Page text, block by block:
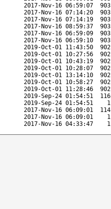
2017-Nov-16 06:59:07
2017-Nov-16 07:14:20
2017-Nov-16 07:14:19
2017-Nov-16 08:59:37
2017-Nov-16 06:59:09
2017-Nov-16 06:59:10
2019-Oct-01 11:43:50
2019-Oct-01 10:27:56
2019-Oct-01 10:43:19
2019-Oct-01 10:28:07
2019-Oct-01 13:14:10
2019-Oct-01 10:58:27
2019-Oct-01 11:28:46
2019-Sep-24 01:54:51
2019-Sep-24 01:54:51
2017-Nov-16 06:09:01
2017-Nov-16 06:09:01
2017-Nov-16 04:33:47